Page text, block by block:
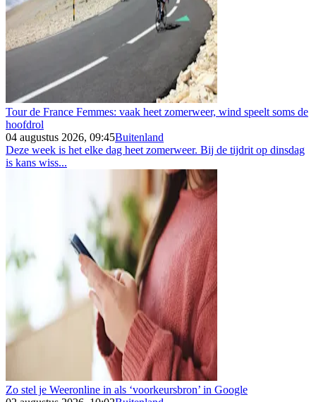
Tour de France Femmes: vaak heet zomerweer, wind speelt soms de
hoofdrol
04 augustus 2026, 09:45Buitenland
Deze week is het elke dag heet zomerweer. Bij de tijdrit op dinsdag
is kans wiss...
Zo stel je Weeronline in als ‘voorkeursbron’ in Google